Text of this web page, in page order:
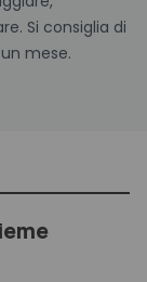
Si consiglia di
mese.